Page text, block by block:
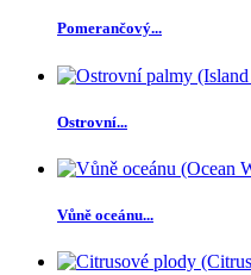
Pomerančový...
Ostrovní...
Vůně oceánu...